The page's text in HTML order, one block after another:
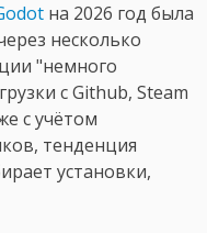
на 2026 год была
несколько
"немного
с Github, Steam
с учётом
тенденция
установки,